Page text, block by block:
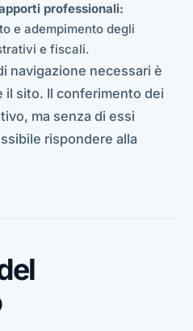
professionali:
e adempimento degli
e fiscali.
navigazione necessari è
il sito. Il conferimento dei
ma senza di essi
rispondere alla